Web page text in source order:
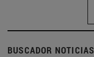
BUSCADOR NOTICIAS